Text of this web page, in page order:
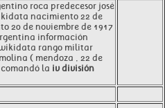
roca predecesor josé
nacimiento 22 de
20 de noviembre de 1917
información
rango militar
( mendoza , 22 de
la iv división